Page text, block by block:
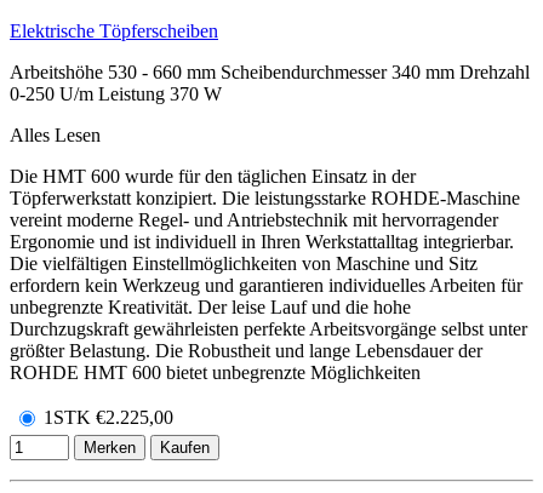
Elektrische Töpferscheiben
Arbeitshöhe 530 - 660 mm Scheibendurchmesser 340 mm Drehzahl
0-250 U/m Leistung 370 W
Alles Lesen
Die HMT 600 wurde für den täglichen Einsatz in der
Töpferwerkstatt konzipiert. Die leistungsstarke ROHDE-Maschine
vereint moderne Regel- und Antriebstechnik mit hervorragender
Ergonomie und ist individuell in Ihren Werkstattalltag integrierbar.
Die vielfältigen Einstellmöglichkeiten von Maschine und Sitz
erfordern kein Werkzeug und garantieren individuelles Arbeiten für
unbegrenzte Kreativität. Der leise Lauf und die hohe
Durchzugskraft gewährleisten perfekte Arbeitsvorgänge selbst unter
größter Belastung. Die Robustheit und lange Lebensdauer der
ROHDE HMT 600 bietet unbegrenzte Möglichkeiten
1STK €2.225,00
Merken Kaufen